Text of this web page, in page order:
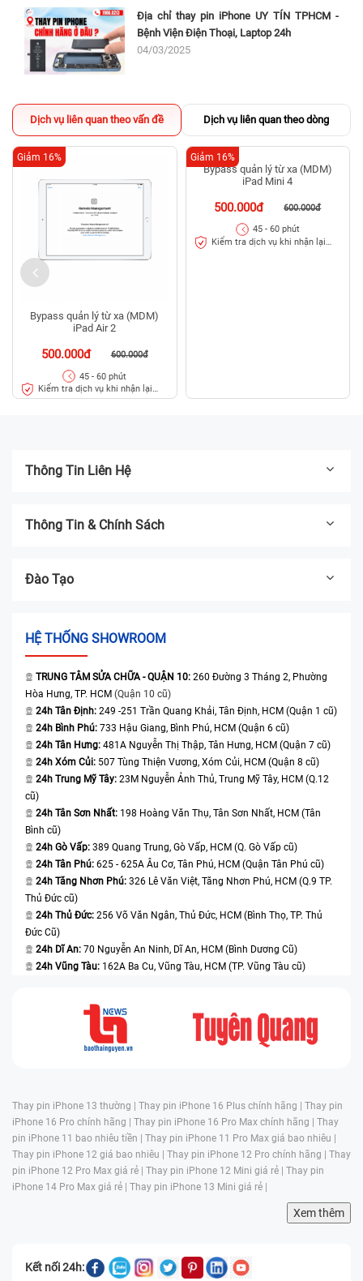
Địa chỉ thay pin iPhone UY TÍN TPHCM -
Bệnh Viện Điện Thoại, Laptop 24h
04/03/2025
Dịch vụ liên quan theo vấn đề Dịch vụ liên quan theo dòng
Bypass quản lý từ xa (MDM)
iPad Air 2
500.000đ 600.000đ
Giảm 16%
45 - 60 phút
Kiểm tra dịch vụ khi nhận lại
máy
Giảm 16%
máy
Thông Tin Liên Hệ
Thông Tin & Chính Sách
Đào Tạo
HỆ THỐNG SHOWROOM
TRUNG TÂM SỬA CHỮA - QUẬN 10: 260 Đường 3 Tháng 2, Phường
Hòa Hưng, TP. HCM (Quận 10 cũ)
24h Tân Định: 249 -251 Trần Quang Khải, Tân Định, HCM (Quận 1 cũ)
24h Bình Phú: 733 Hậu Giang, Bình Phú, HCM (Quận 6 cũ)
24h Tân Hưng: 481A Nguyễn Thị Thập, Tân Hưng, HCM (Quận 7 cũ)
24h Xóm Củi: 507 Tùng Thiện Vương, Xóm Củi, HCM (Quận 8 cũ)
24h Trung Mỹ Tây: 23M Nguyễn Ảnh Thủ, Trung Mỹ Tây, HCM (Q.12
cũ)
24h Tân Sơn Nhất: 198 Hoàng Văn Thụ, Tân Sơn Nhất, HCM (Tân
Bình cũ)
24h Gò Vấp: 389 Quang Trung, Gò Vấp, HCM (Q. Gò Vấp cũ)
24h Tân Phú: 625 - 625A Âu Cơ, Tân Phú, HCM (Quận Tân Phú cũ)
24h Tăng Nhơn Phú: 326 Lê Văn Việt, Tăng Nhơn Phú, HCM (Q.9 TP.
Thủ Đức cũ)
24h Thủ Đức: 256 Võ Văn Ngân, Thủ Đức, HCM (Bình Thọ, TP. Thủ
Đức Cũ)
24h Dĩ An: 70 Nguyễn An Ninh, Dĩ An, HCM (Bình Dương Cũ)
24h Vũng Tàu: 162A Ba Cu, Vũng Tàu, HCM (TP. Vũng Tàu cũ)
Thay pin iPhone 13 thường | Thay pin iPhone 16 Plus chính hãng | Thay pin
iPhone 16 Pro chính hãng | Thay pin iPhone 16 Pro Max chính hãng | Thay
pin iPhone 11 bao nhiêu tiền | Thay pin iPhone 11 Pro Max giá bao nhiêu |
Thay pin iPhone 12 giá bao nhiêu | Thay pin iPhone 12 Pro chính hãng | Thay
pin iPhone 12 Pro Max giá rẻ | Thay pin iPhone 12 Mini giá rẻ | Thay pin
iPhone 14 Pro Max giá rẻ | Thay pin iPhone 13 Mini giá rẻ |
Xem thêm
Kết nối 24h: